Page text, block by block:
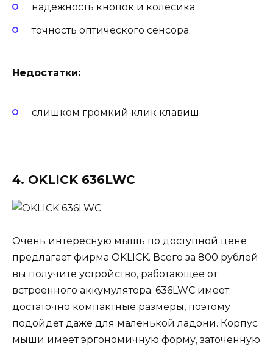
надежность кнопок и колесика;
точность оптического сенсора.
Недостатки:
слишком громкий клик клавиш.
4. OKLICK 636LWC
Очень интересную мышь по доступной цене
предлагает фирма OKLICK. Всего за 800 рублей
вы получите устройство, работающее от
встроенного аккумулятора. 636LWC имеет
достаточно компактные размеры, поэтому
подойдет даже для маленькой ладони. Корпус
мыши имеет эргономичную форму, заточенную